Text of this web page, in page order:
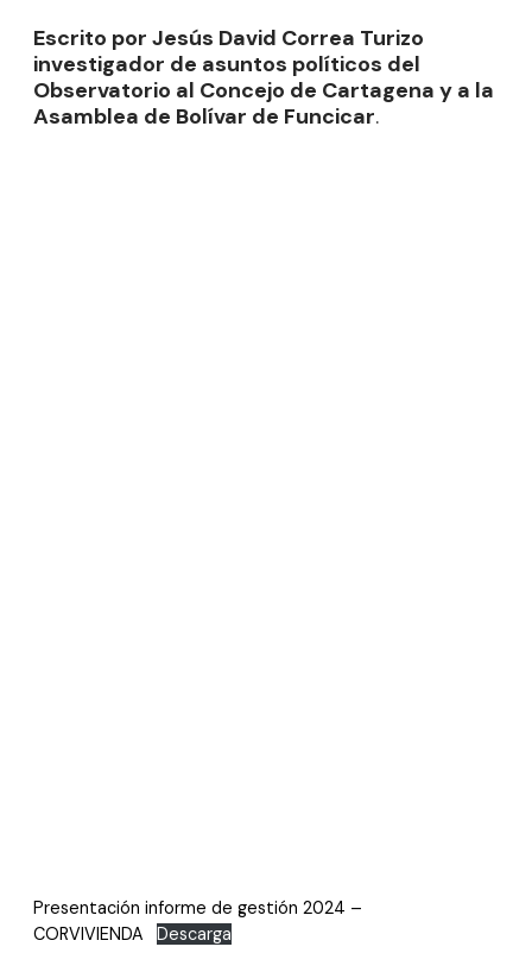
Escrito por Jesús David Correa Turizo
investigador de asuntos políticos del
Observatorio al Concejo de Cartagena y a la
Asamblea de Bolívar de Funcicar.
Presentación informe de gestión 2024 –
CORVIVIENDA
Descarga